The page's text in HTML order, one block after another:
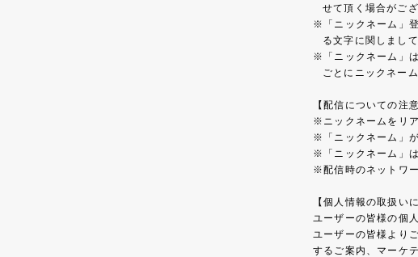
せて頂く場合がござ
「ニックネーム」
る文字に関しまし
「ニックネーム」
ごとにニックネー
【配信についての注
ニックネームをリ
「ニックネーム」
「ニックネーム」
配信時のネットワ
【個人情報の取扱い
ユーザーの皆様の個
ユーザーの皆様より
するご案内、マーケ